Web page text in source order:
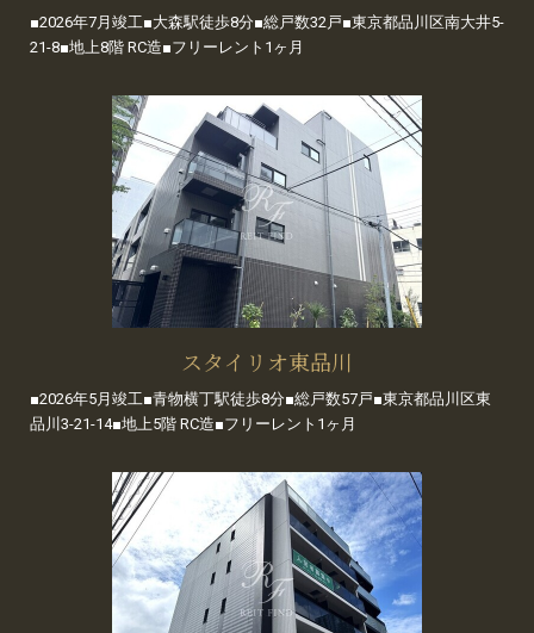
■2026年7月竣工■大森駅徒歩8分■総戸数32戸■東京都品川区南大井5-
21-8■地上8階 RC造■フリーレント1ヶ月
スタイリオ東品川
■2026年5月竣工■青物横丁駅徒歩8分■総戸数57戸■東京都品川区東
品川3-21-14■地上5階 RC造■フリーレント1ヶ月